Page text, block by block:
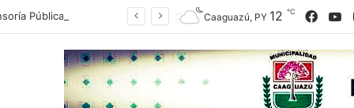
Caaguazú, PY 12 ℃